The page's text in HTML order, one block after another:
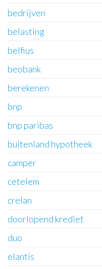
bedrijven
belasting
belfius
beobank
berekenen
bnp
bnp paribas
buitenland hypotheek
camper
cetelem
crelan
doorlopend krediet
duo
elantis